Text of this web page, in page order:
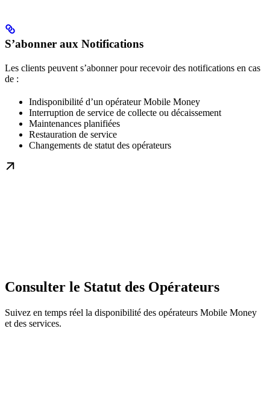
S’abonner aux Notifications
Les clients peuvent s’abonner pour recevoir des notifications en cas
de :
Indisponibilité d’un opérateur Mobile Money
Interruption de service de collecte ou décaissement
Maintenances planifiées
Restauration de service
Changements de statut des opérateurs
Consulter le Statut des Opérateurs
Suivez en temps réel la disponibilité des opérateurs Mobile Money
et des services.